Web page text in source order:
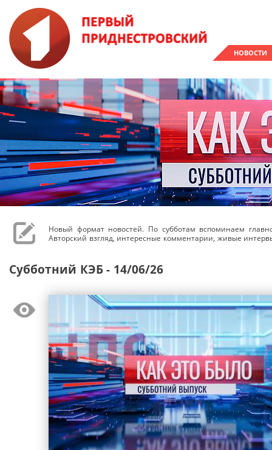
НОВОСТИ
Новый формат новостей. По субботам вспоминаем
Авторский взгляд, интересные комментарии, живые
Субботний КЭБ - 14/06/26